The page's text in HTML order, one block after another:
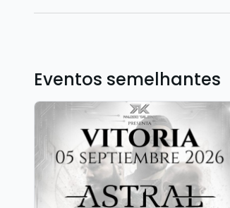
Eventos semelhantes